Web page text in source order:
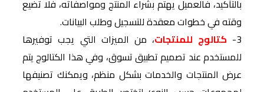
بالتأكيد، فالعميل يهتم بشراء المنتج ومواصفاته، فلا تضيع
وقته في خطوات معقدة للتسجيل وطلب البيانات.
3- كتالوج للمنتجات، من الميزات التي يجب توفيرها
للمستخدم عند تصميم تطبيق تسوق، وفي هذا الكتالوج يتم
عرض المنتجات والخدمات بشكل منظم، ويمكنك تصنيفها